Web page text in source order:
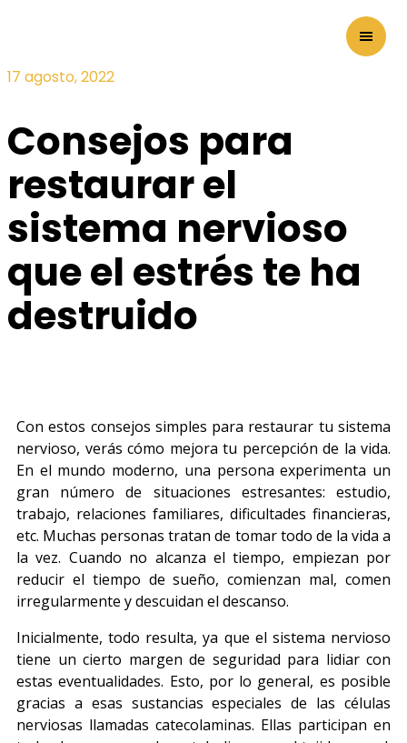
17 agosto, 2022
Consejos para
restaurar el
sistema nervioso
que el estrés te ha
destruido
Con estos consejos simples para restaurar tu sistema
nervioso, verás cómo mejora tu percepción de la vida.
En el mundo moderno, una persona experimenta un
gran número de situaciones estresantes: estudio,
trabajo, relaciones familiares, dificultades financieras,
etc. Muchas personas tratan de tomar todo de la vida a
la vez. Cuando no alcanza el tiempo, empiezan por
reducir el tiempo de sueño, comienzan mal, comen
irregularmente y descuidan el descanso.
Inicialmente, todo resulta, ya que el sistema nervioso
tiene un cierto margen de seguridad para lidiar con
estas eventualidades. Esto, por lo general, es posible
gracias a esas sustancias especiales de las células
nerviosas llamadas catecolaminas. Ellas participan en